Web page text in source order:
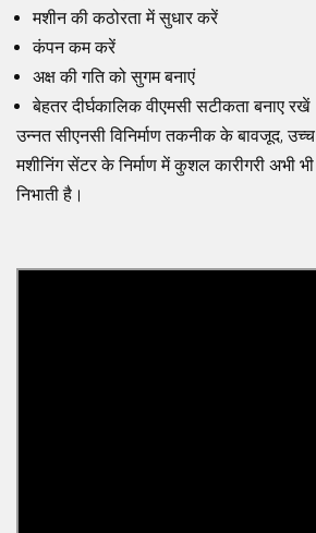
मशीन की कठोरता में सुधार करें
कंपन कम करें
अक्ष की गति को सुगम बनाएं
बेहतर दीर्घकालिक वीएमसी सटीकता बनाए रखें
उन्नत सीएनसी विनिर्माण तकनीक के बावजूद, उच्च
मशीनिंग सेंटर के निर्माण में कुशल कारीगरी अभी
निभाती है।